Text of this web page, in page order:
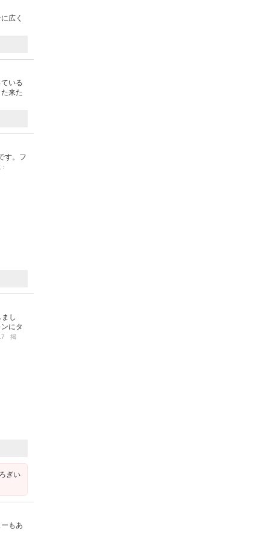
広く
いる
来た
す。フ
し
にタ
17 掲
ぎい
もあ